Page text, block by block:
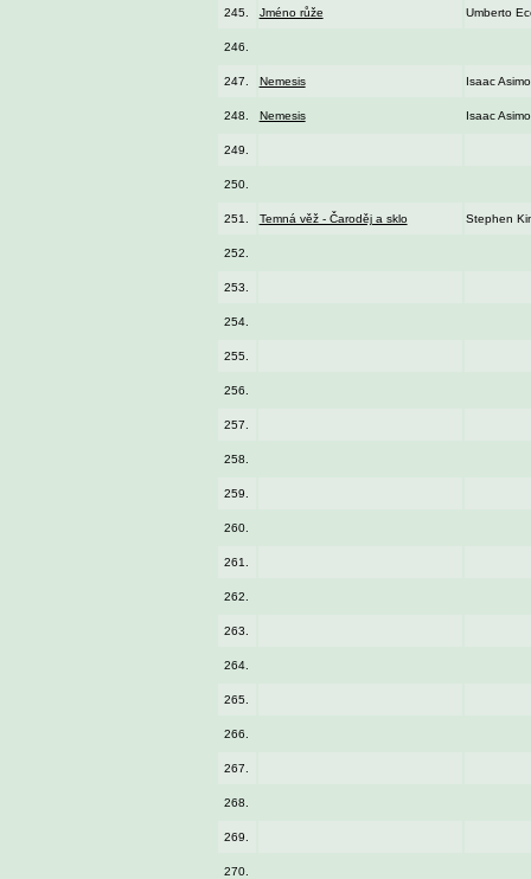
245. Jméno růže Umberto
246.
247. Nemesis Isaac
248. Nemesis Isaac
249.
250.
251. Temná věž - Čaroděj a sklo Stephen
252.
253.
254.
255.
256.
257.
258.
259.
260.
261.
262.
263.
264.
265.
266.
267.
268.
269.
270.